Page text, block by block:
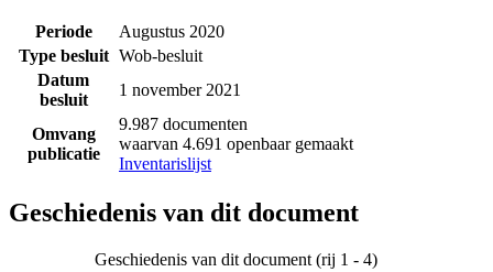
Periode
Augustus 2020
Type besluit Wob-besluit
Datum
besluit
1 november 2021
Omvang
publicatie
9.987 documenten
waarvan 4.691 openbaar gemaakt
Inventarislijst
Geschiedenis van dit document
Geschiedenis van dit document (rij 1 - 4)